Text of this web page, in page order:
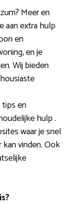
Meer en
aan extra hulp
en
en je
Wij bieden
en
hulp .
waar je snel
vinden. Ook